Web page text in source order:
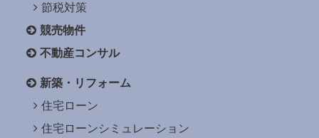
節税対策
競売物件
不動産コンサル
新築・リフォーム
住宅ローン
住宅ローンシミュレーション